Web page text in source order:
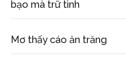
bạo mà trữ tình
Mơ thấy cáo ăn trăng